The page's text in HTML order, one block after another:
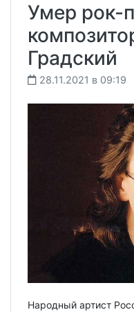
Умер рок-
Градский
28.11.2021 в 09:19
Народный артист